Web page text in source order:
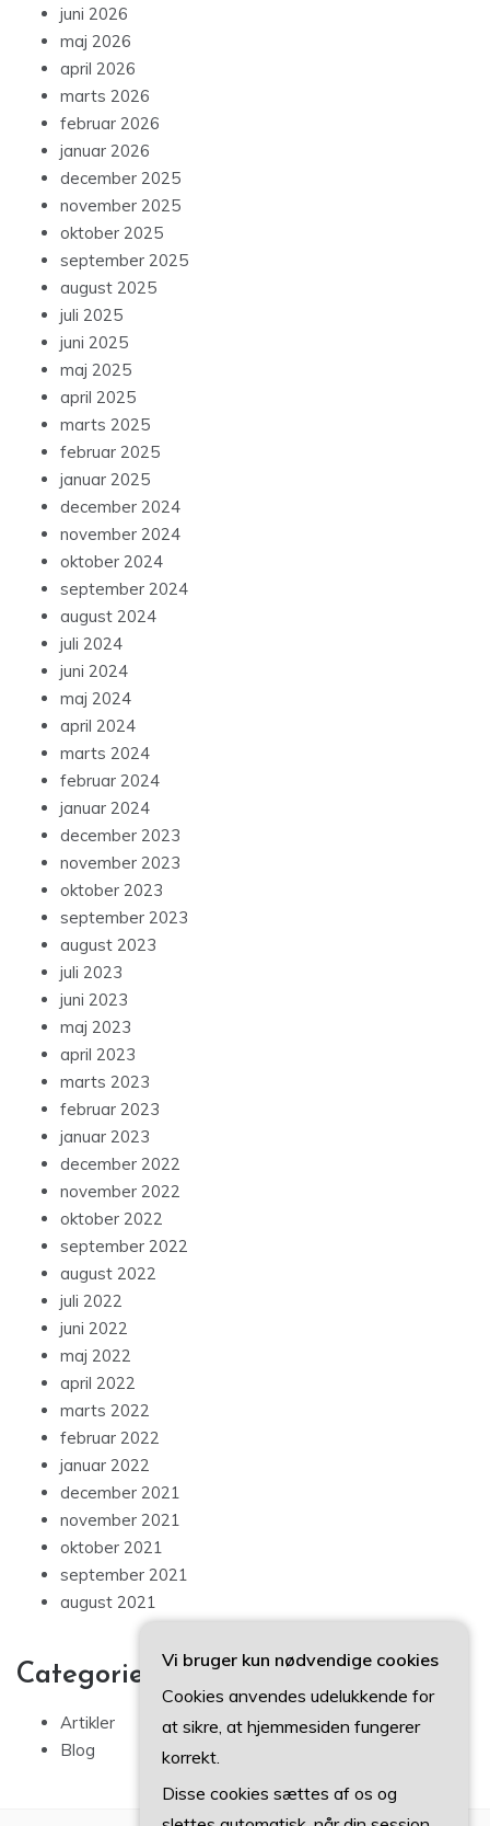
juni 2026
maj 2026
april 2026
marts 2026
februar 2026
januar 2026
december 2025
november 2025
oktober 2025
september 2025
august 2025
juli 2025
juni 2025
maj 2025
april 2025
marts 2025
februar 2025
januar 2025
december 2024
november 2024
oktober 2024
september 2024
august 2024
juli 2024
juni 2024
maj 2024
april 2024
marts 2024
februar 2024
januar 2024
december 2023
november 2023
oktober 2023
september 2023
august 2023
juli 2023
juni 2023
maj 2023
april 2023
marts 2023
februar 2023
januar 2023
december 2022
november 2022
oktober 2022
september 2022
august 2022
juli 2022
juni 2022
maj 2022
april 2022
marts 2022
februar 2022
januar 2022
december 2021
november 2021
oktober 2021
september 2021
august 2021
Categories
Artikler
Blog
Vi bruger kun nødvendige cookies
Cookies anvendes udelukkende for
at sikre, at hjemmesiden fungerer
korrekt.
Disse cookies sættes af os og